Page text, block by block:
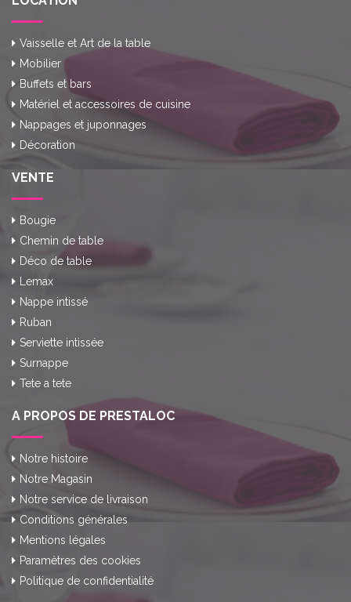
Vaisselle et Art de la table
Mobilier
Buffets et bars
Matériel et accessoires de cuisine
Nappages et juponnages
Décoration
VENTE
Bougie
Chemin de table
Déco de table
Lemax
Nappe intissé
Ruban
Serviette intissée
Surnappe
Tete a tete
A PROPOS DE PRESTALOC
Notre histoire
Notre Magasin
Notre service de livraison
Conditions générales
Mentions légales
Paramètres des cookies
Politique de confidentialité